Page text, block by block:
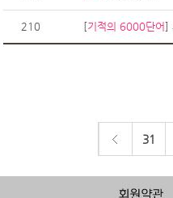
210 [기적의 6000단어]
31